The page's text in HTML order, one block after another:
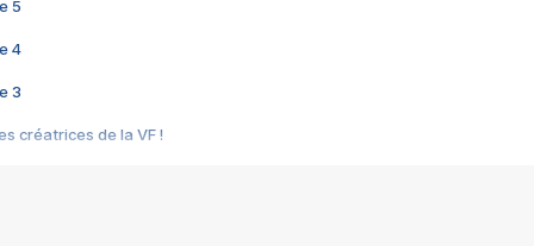
5
4
3
créatrices de la VF !